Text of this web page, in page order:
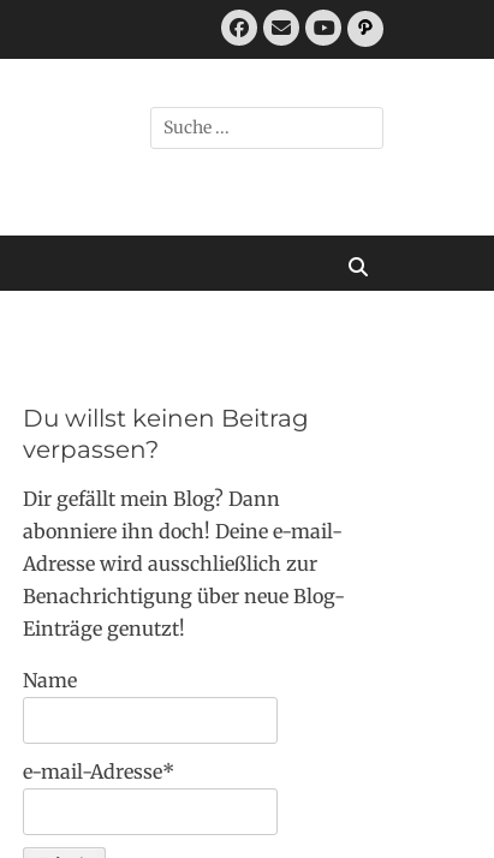
Facebook
E-
MailYouTube
Pfad
Suchen
nach:
Du willst keinen Beitrag
verpassen?
Dir gefällt mein Blog? Dann
abonniere ihn doch! Deine e-mail-
Adresse wird ausschließlich zur
Benachrichtigung über neue Blog-
Einträge genutzt!
Name
e-mail-Adresse*